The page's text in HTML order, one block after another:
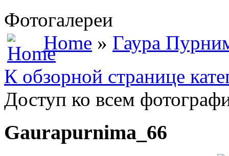
Фотогалереи
Home » Гаура
К обзорной странице
Доступ ко всем
Gaurapurnima_66